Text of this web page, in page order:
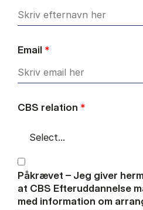
Email *
CBS relation *
Påkrævet – Jeg giver
at CBS Efteruddannelse
med information om